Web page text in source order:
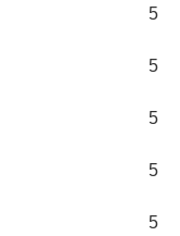
5
5
5
5
5